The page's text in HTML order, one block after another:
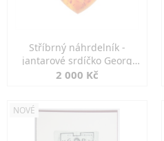
Stříbrný náhrdelník -
jantarové srdíčko Georg
Kramer
2 000 Kč
NOVÉ